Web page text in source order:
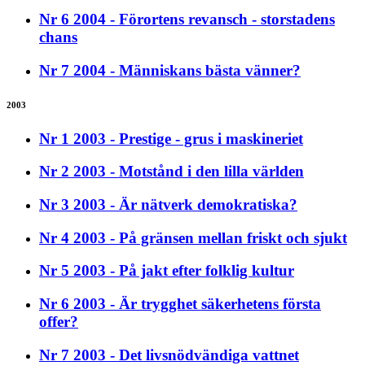
Nr 6 2004 - Förortens revansch - storstadens
chans
Nr 7 2004 - Människans bästa vänner?
2003
Nr 1 2003 - Prestige - grus i maskineriet
Nr 2 2003 - Motstånd i den lilla världen
Nr 3 2003 - Är nätverk demokratiska?
Nr 4 2003 - På gränsen mellan friskt och sjukt
Nr 5 2003 - På jakt efter folklig kultur
Nr 6 2003 - Är trygghet säkerhetens första
offer?
Nr 7 2003 - Det livsnödvändiga vattnet